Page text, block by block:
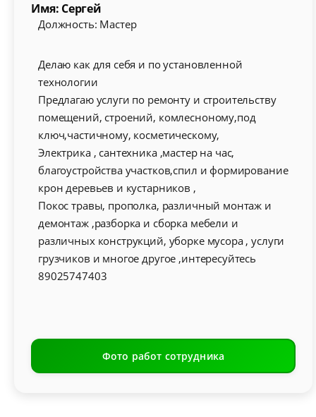
Имя: Сергей
Должность: Мастер
Делаю как для себя и по установленной
технологии
Предлагаю услуги по ремонту и строительству
помещений, строений, комлесноному,под
ключ,частичному, косметическому,
Электрика , сантехника ,мастер на час,
благоустройства участков,спил и формирование
крон деревьев и кустарников ,
Покос травы, прополка, различный монтаж и
демонтаж ,разборка и сборка мебели и
различных конструкций, уборке мусора , услуги
грузчиков и многое другое ,интересуйтесь
89025747403
Фото работ сотрудника